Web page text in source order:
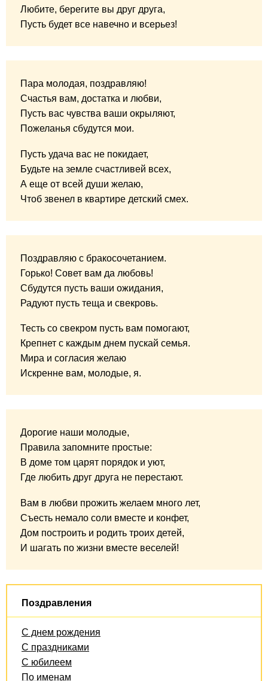
Любите, берегите вы друг друга,
Пусть будет все навечно и всерьез!
Пара молодая, поздравляю!
Счастья вам, достатка и любви,
Пусть вас чувства ваши окрыляют,
Пожеланья сбудутся мои.
Пусть удача вас не покидает,
Будьте на земле счастливей всех,
А еще от всей души желаю,
Чтоб звенел в квартире детский смех.
Поздравляю с бракосочетанием.
Горько! Совет вам да любовь!
Сбудутся пусть ваши ожидания,
Радуют пусть теща и свекровь.
Тесть со свекром пусть вам помогают,
Крепнет с каждым днем пускай семья.
Мира и согласия желаю
Искренне вам, молодые, я.
Дорогие наши молодые,
Правила запомните простые:
В доме том царят порядок и уют,
Где любить друг друга не перестают.
Вам в любви прожить желаем много лет,
Съесть немало соли вместе и конфет,
Дом построить и родить троих детей,
И шагать по жизни вместе веселей!
Поздравления
С днем рождения
С праздниками
С юбилеем
По именам